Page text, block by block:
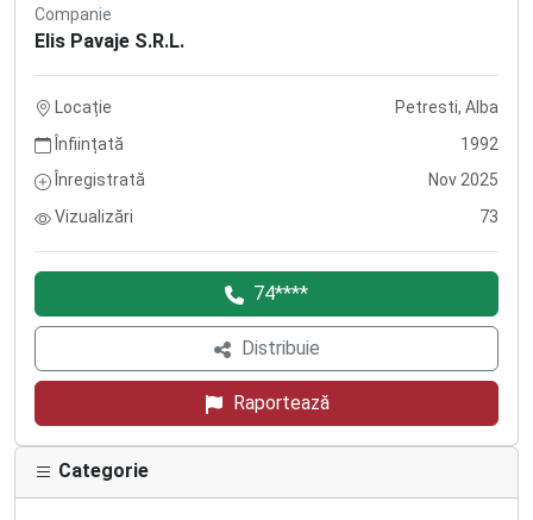
Companie
Elis Pavaje S.R.L.
Locație
Petresti, Alba
Înființată
1992
Înregistrată
Nov 2025
Vizualizări
73
74****
Distribuie
Raportează
Categorie